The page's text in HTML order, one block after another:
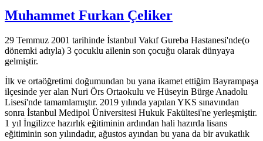
Muhammet Furkan Çeliker
29 Temmuz 2001 tarihinde İstanbul Vakıf Gureba Hastanesi'nde(o
dönemki adıyla) 3 çocuklu ailenin son çocuğu olarak dünyaya
gelmiştir.
İlk ve ortaöğretimi doğumundan bu yana ikamet ettiğim Bayrampaşa
ilçesinde yer alan Nuri Örs Ortaokulu ve Hüseyin Bürge Anadolu
Lisesi'nde tamamlamıştır. 2019 yılında yapılan YKS sınavından
sonra İstanbul Medipol Üniversitesi Hukuk Fakültesi'ne yerleşmiştir.
1 yıl İngilizce hazırlık eğitiminin ardından hali hazırda lisans
eğitiminin son yılındadır, ağustos ayından bu yana da bir avukatlık